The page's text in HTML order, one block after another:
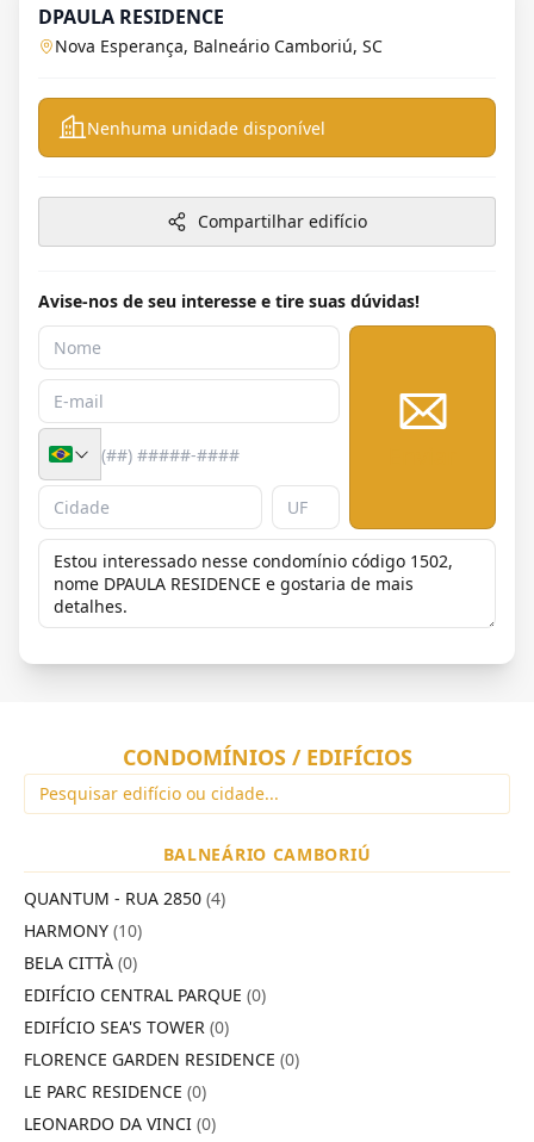
DPAULA RESIDENCE
Nova Esperança, Balneário Camboriú, SC
Nenhuma unidade disponível
Compartilhar edifício
Avise-nos de seu interesse e tire suas dúvidas!
CONDOMÍNIOS / EDIFÍCIOS
BALNEÁRIO CAMBORIÚ
QUANTUM - RUA 2850 (4)
HARMONY (10)
BELA CITTÀ (0)
EDIFÍCIO CENTRAL PARQUE (0)
EDIFÍCIO SEA'S TOWER (0)
FLORENCE GARDEN RESIDENCE (0)
LE PARC RESIDENCE (0)
LEONARDO DA VINCI (0)